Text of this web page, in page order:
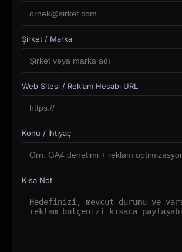
Şirket / Marka
Web Sitesi / Reklam Hesabı URL
Konu / İhtiyaç
Kısa Not